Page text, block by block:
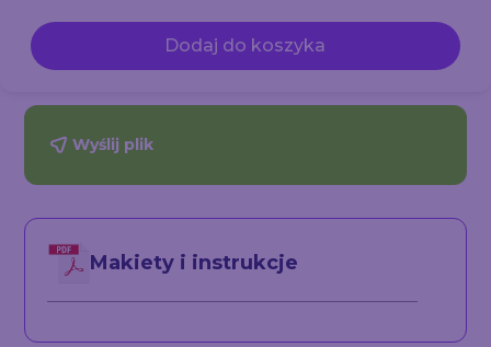
Dodaj do koszyka
Wyślij plik
Makiety i instrukcje